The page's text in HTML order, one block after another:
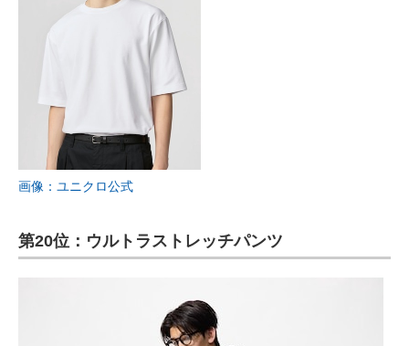
画像：ユニクロ公式
第20位：ウルトラストレッチパンツ